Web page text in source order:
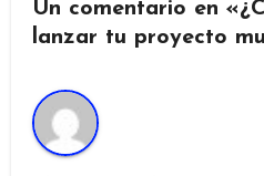
Un comentario en
lanzar tu proyecto